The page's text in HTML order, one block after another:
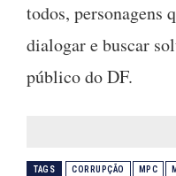
todos, personagens
dialogar e buscar
público do DF.
TAGS CORRUPÇÃO MPC